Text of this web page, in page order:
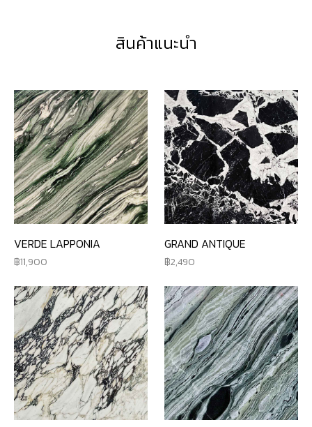
สินค้าแนะนำ
VERDE LAPPONIA
11,900
GRAND ANTIQUE
2,490